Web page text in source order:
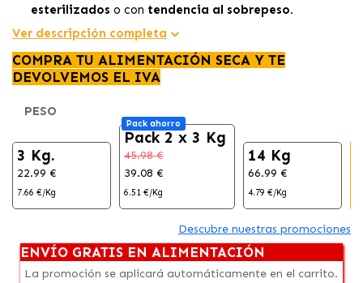
esterilizados o con tendencia al sobrepeso.
Receta rica enproteínas
fundamentalmente por su ingrediente principal, la
de pollo.
Sufórmula baja en grasa
física
con todos los nutrientes necesarios.
Ver descripción completa
COMPRA TU ALIMENTACIÓN SECA Y TE
DEVOLVEMOS EL IVA
PESO
3 Kg.
22.99 €
7.66 €/Kg
Pack ahorro
Pack 2 x 3 Kg
45.98 €
39.08 €
6.51 €/Kg
14 Kg
66.99 €
4.79 €/Kg
Descubre nuestras promociones
ENVÍO GRATIS EN ALIMENTACIÓN
La promoción se aplicará automáticamente en el carrito.